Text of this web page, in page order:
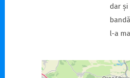
dar
l-a